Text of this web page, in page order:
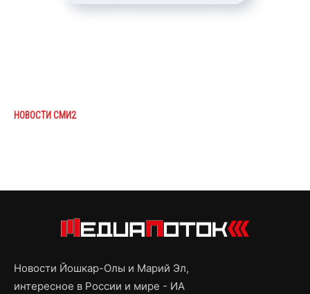
НОВОСТИ СМИ2
Новости Йошкар-Олы и Марий Эл,
интересное в России и мире - ИА